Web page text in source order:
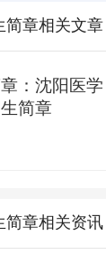
简章相关文章
：沈阳医学
简章
简章相关资讯